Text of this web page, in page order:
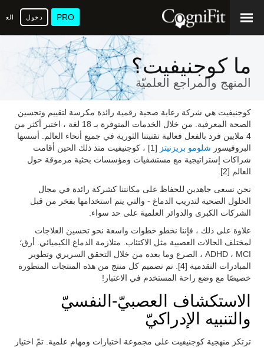
PRO دخول
ما كوجنيفيت؟
المنهج والمراجع العلميّة
كوجنيفيت هي شركة رعاية صحية رقمية رائدة مكرسة لتقييم وتحسين
الصحة المعرفية. من خلال الخدمات المتوفرة بـ 18 لغة ، اختبر أكثر من
4 ملايين فرد بالفعل فعالية تقنيتنا الثورية في جميع أنحاء العالم. أسسها
البروفيسور شلومو بريزنيتز
[1] ، كوجنيفيت منذ ذلك الحين أقامت
شراكات إستراتيجية مع مستشفيات ومؤسسات بحثية مرموقة حول
العالم [2].
نحن نسعى جاهدين للحفاظ على مكانتنا كشركة رائدة في مجال
الحلول الصحية لتدريب الدماغ - والتي يتم استخدامها بفخر من قبل
الشركات الكبرى والدوائر العلمية على حد سواء.
علاوة على ذلك ، فإننا نخطو خطوات واسعة نحو تحسين العلاجات
لمختلف الحالات العصبية مثل الاكتئاب. متلازمة الدماغ الكيميائي. أرق؛
ADHD ، MCI ، الصرع وما بعده من خلال التحقق السريري وتطوير
المبادرات التقدمية [4]. تم تصميم كل منتج من هذه المنتجات المتطورة
خصيصًا مع وضع راحة المستخدم في الاعتبار!
الاستكشاف العصبيّ-النفسيّ
والتنبيه الإدراكيّ
ترتكز منهجية كوجنيفيت على مجموعة اختبارات ومهام علمية. تمّ اختيار